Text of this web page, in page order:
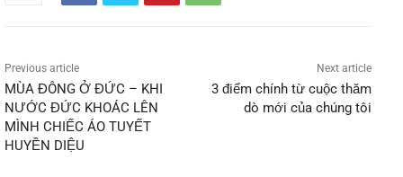
Previous article
MÙA ĐÔNG Ở ĐỨC – KHI
NƯỚC ĐỨC KHOÁC LÊN
MÌNH CHIẾC ÁO TUYẾT
HUYỀN DIỆU
Next article
3 điểm chính từ cuộc thăm
dò mới của chúng tôi